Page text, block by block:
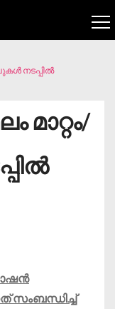
നടപ്പിൽ
സംബന്ധിച്ച്